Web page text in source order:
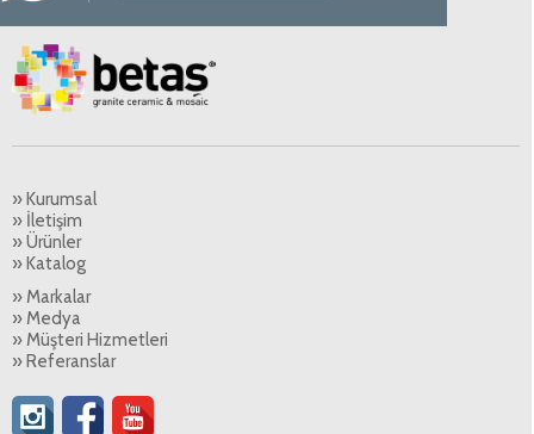
» Kurumsal
» İletişim
» Ürünler
» Katalog
» Markalar
» Medya
» Müşteri Hizmetleri
» Referanslar